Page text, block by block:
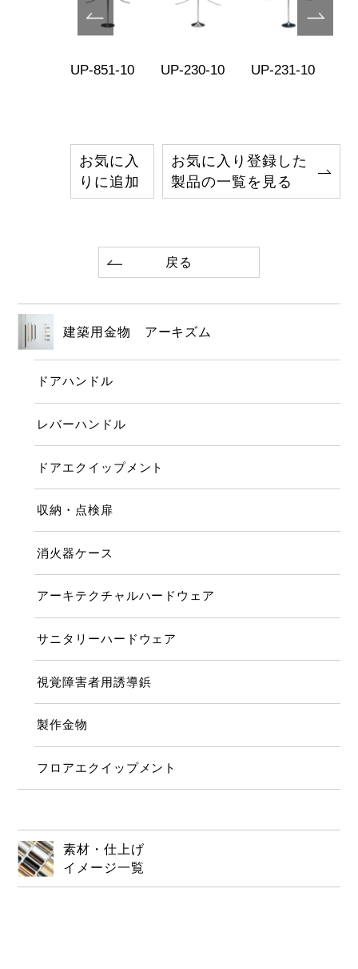
UP-851-10 UP-230-10 UP-231-10
お気に入
りに追加
お気に入り登録した
製品の一覧を見る
戻る
建築用金物 アーキズム
ドアハンドル
レバーハンドル
ドアエクイップメント
収納・点検扉
消火器ケース
アーキテクチャルハードウェア
サニタリーハードウェア
視覚障害者用誘導鋲
製作金物
フロアエクイップメント
素材・仕上げ
イメージ一覧